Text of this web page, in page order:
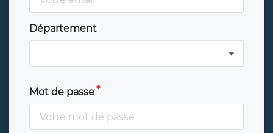
Département
Mot de passe